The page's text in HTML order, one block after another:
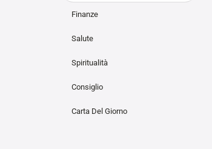
Finanze
Salute
Spiritualità
Consiglio
Carta Del Giorno